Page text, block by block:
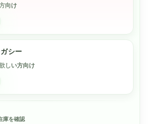
向け
シー
しい方向け
庫を確認